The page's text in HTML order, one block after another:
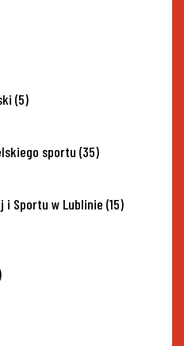
(5)
sportu (35)
i Sportu w Lublinie (15)